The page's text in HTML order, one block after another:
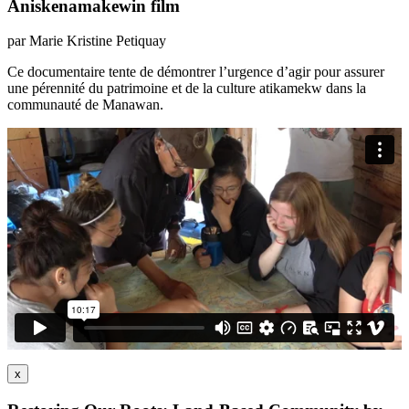
Aniskenamakewin film
par Marie Kristine Petiquay
Ce documentaire tente de démontrer l’urgence d’agir pour assurer
une pérennité du patrimoine et de la culture atikamekw dans la
communauté de Manawan.
x